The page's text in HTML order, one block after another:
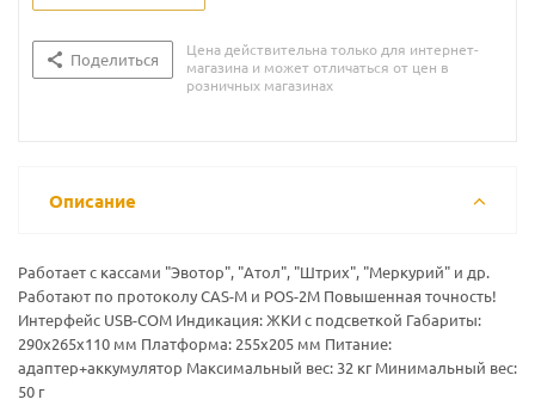
Поделиться
Цена действительна только для интернет-
магазина и может отличаться от цен в
розничных магазинах
Описание
Работает с кассами "Эвотор", "Атол", "Штрих", "Меркурий" и др.
Работают по протоколу CAS-M и POS-2M Повышенная точность!
Интерфейс USB-COM Индикация: ЖКИ с подсветкой Габариты:
290х265х110 мм Платформа: 255x205 мм Питание:
адаптер+аккумулятор Максимальный вес: 32 кг Минимальный вес:
50 г